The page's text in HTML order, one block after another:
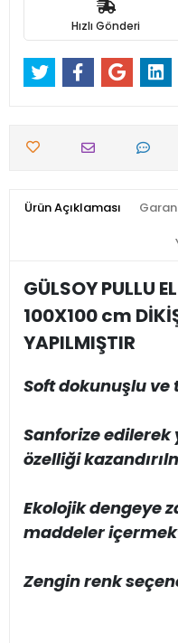
Hızlı Gönderi
Ürün Açıklaması
GÜLSOY PULLU
100X100 cm
YAPILMIŞTIR
Soft dokunuşlu
Sanforize
özelliği
Ekolojik dengeye
maddeler
Zengin renk